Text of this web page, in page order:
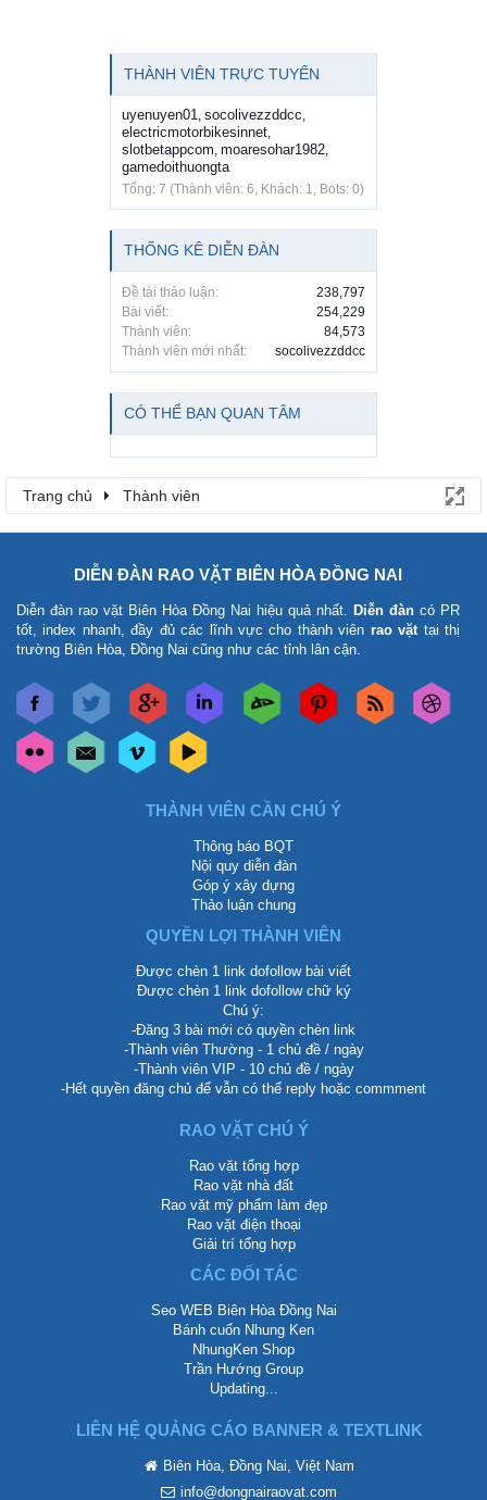
THÀNH VIÊN TRỰC TUYẾN
uyenuyen01, socolivezzddcc,
electricmotorbikesinnet,
slotbetappcom, moaresohar1982,
gamedoithuongta
Tổng: 7 (Thành viên: 6, Khách: 1, Bots: 0)
THỐNG KÊ DIỄN ĐÀN
Đề tài thảo luận:
238,797
Bài viết:
254,229
Thành viên:
84,573
Thành viên mới nhất:
socolivezzddcc
CÓ THỂ BẠN QUAN TÂM
Trang chủ Thành viên
DIỄN ĐÀN RAO VẶT BIÊN HÒA ĐỒNG NAI
Diễn đàn rao vặt Biên Hòa Đồng Nai hiệu quả nhất. Diễn đàn có PR
tốt, index nhanh, đầy đủ các lĩnh vực cho thành viên rao vặttại thị
trường Biên Hòa, Đồng Nai cũng như các tỉnh lân cận.
THÀNH VIÊN CẦN CHÚ Ý
Thông báo BQT
Nội quy diễn đàn
Góp ý xây dựng
Thảo luận chung
QUYỀN LỢI THÀNH VIÊN
Được chèn 1 link dofollow bài viết
Được chèn 1 link dofollow chữ ký
Chú ý:
-Đăng 3 bài mới có quyền chèn link
-Thành viên Thường - 1 chủ đề / ngày
-Thành viên VIP - 10 chủ đề / ngày
-Hết quyền đăng chủ để vẫn có thể reply hoặc commment
RAO VẶT CHÚ Ý
Rao vặt tổng hợp
Rao vặt nhà đất
Rao vặt mỹ phẩm làm đẹp
Rao vặt điện thoại
Giải trí tổng hợp
CÁC ĐỐI TÁC
Seo WEB Biên Hòa Đồng Nai
Bánh cuốn Nhung Ken
NhungKen Shop
Trần Hướng Group
Updating...
LIÊN HỆ QUẢNG CÁO BANNER & TEXTLINK
Biên Hòa, Đồng Nai, Việt Nam
info@dongnairaovat.com